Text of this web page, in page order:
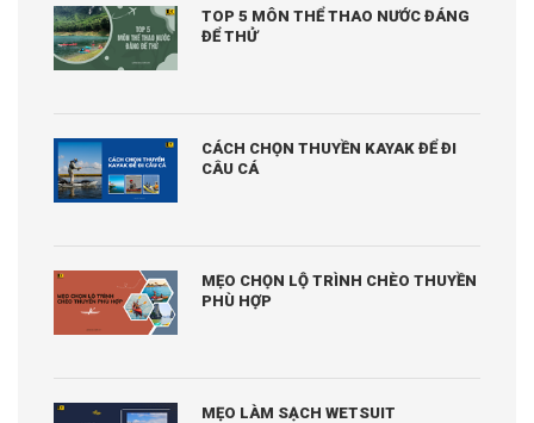
TOP 5 MÔN THỂ THAO NƯỚC ĐÁNG
ĐỂ THỬ
CÁCH CHỌN THUYỀN KAYAK ĐỂ ĐI
CÂU CÁ
MẸO CHỌN LỘ TRÌNH CHÈO THUYỀN
PHÙ HỢP
MẸO LÀM SẠCH WETSUIT